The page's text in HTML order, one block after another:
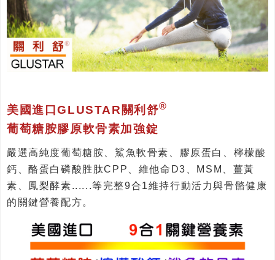
美國進口GLUSTAR關利舒®
葡萄糖胺膠原軟骨素加強錠
嚴選高純度葡萄糖胺、鯊魚軟骨素、膠原蛋白、檸檬酸
鈣、酪蛋白磷酸胜肽CPP、維他命D3、MSM、薑黃
素、鳳梨酵素......等完整9合1維持行動活力與骨骼健康
的關鍵營養配方。